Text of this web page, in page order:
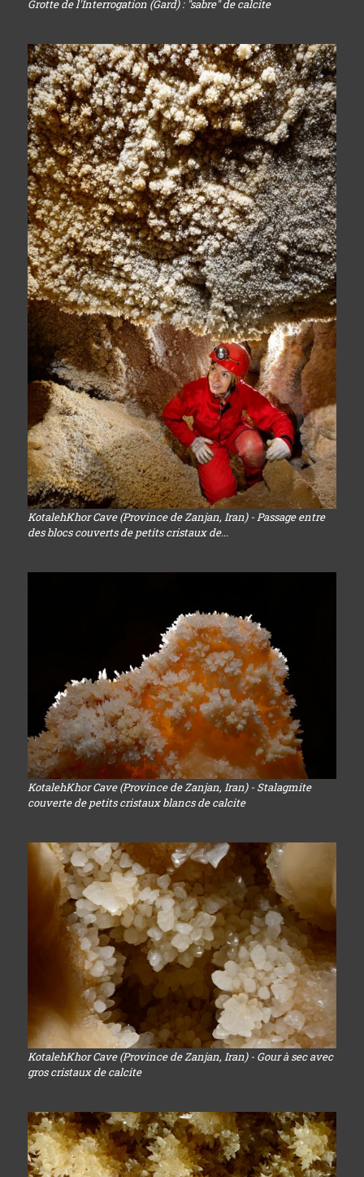
Grotte de l'Interrogation (Gard) : "sabre" de calcite
KotalehKhor Cave (Province de Zanjan, Iran) - Passage entre
des blocs couverts de petits cristaux de...
KotalehKhor Cave (Province de Zanjan, Iran) - Stalagmite
couverte de petits cristaux blancs de calcite
KotalehKhor Cave (Province de Zanjan, Iran) - Gour à sec avec
gros cristaux de calcite